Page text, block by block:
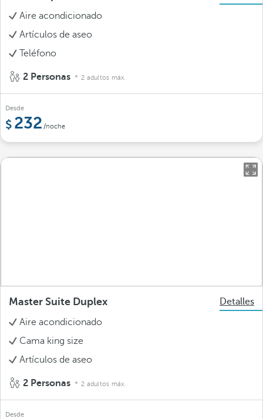
Aire acondicionado
Artículos de aseo
Teléfono
2 Personas 2 adultos máx.
Desde
232 /noche
Master Suite Duplex
Detalles
Aire acondicionado
Cama king size
Artículos de aseo
2 Personas 2 adultos máx.
Desde